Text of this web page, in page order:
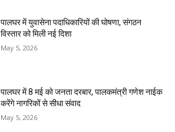
पालघर में युवासेना पदाधिकारियों की घोषणा, संगठन
विस्तार को मिली नई दिशा
May 5, 2026
पालघर में 8 मई को जनता दरबार, पालकमंत्री गणेश नाईक
करेंगे नागरिकों से सीधा संवाद
May 5, 2026